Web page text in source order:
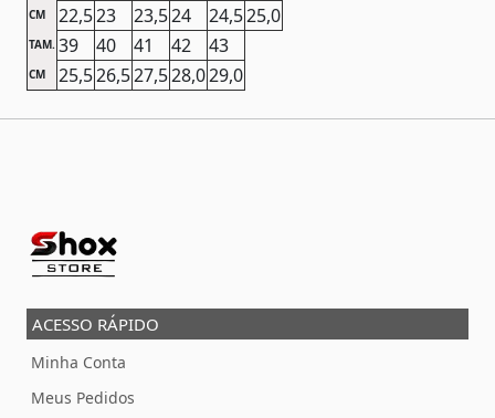
CM 22,523 23,524 24,525,0
TAM. 39 40 41 42 43
CM 25,526,527,528,029,0
ACESSO RÁPIDO
Minha Conta
Meus Pedidos